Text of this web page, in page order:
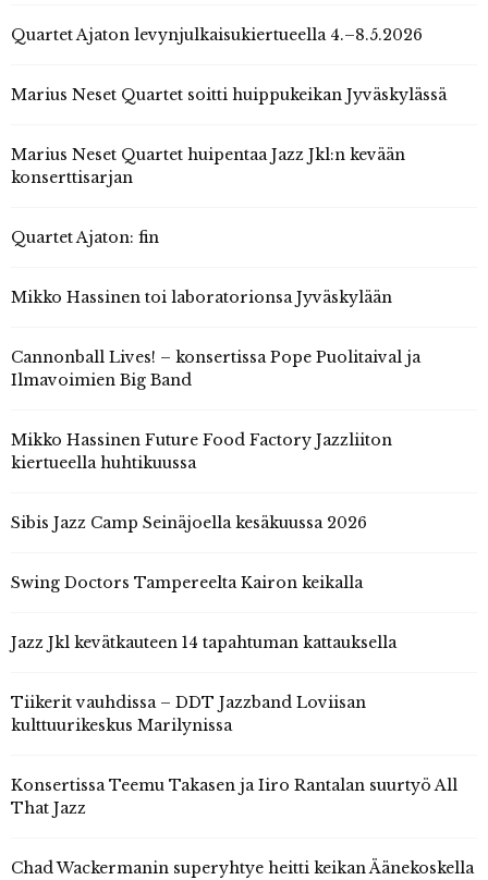
Quartet Ajaton levynjulkaisukiertueella 4.–8.5.2026
Marius Neset Quartet soitti huippukeikan Jyväskylässä
Marius Neset Quartet huipentaa Jazz Jkl:n kevään
konserttisarjan
Quartet Ajaton: fin
Mikko Hassinen toi laboratorionsa Jyväskylään
Cannonball Lives! – konsertissa Pope Puolitaival ja
Ilmavoimien Big Band
Mikko Hassinen Future Food Factory Jazzliiton
kiertueella huhtikuussa
Sibis Jazz Camp Seinäjoella kesäkuussa 2026
Swing Doctors Tampereelta Kairon keikalla
Jazz Jkl kevätkauteen 14 tapahtuman kattauksella
Tiikerit vauhdissa – DDT Jazzband Loviisan
kulttuurikeskus Marilynissa
Konsertissa Teemu Takasen ja Iiro Rantalan suurtyö All
That Jazz
Chad Wackermanin superyhtye heitti keikan Äänekoskella